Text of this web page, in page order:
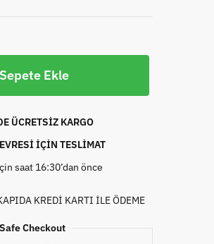
Sepete Ekle
ÜCRETSİZ KARGO
İÇİN TESLİMAT
saat 16:30’dan önce
KREDİ KARTI İLE ÖDEME
Checkout